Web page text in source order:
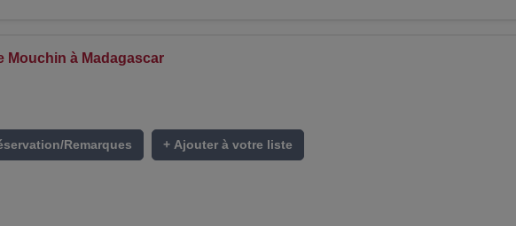
Mouchin à Madagascar
Remarques + Ajouter à votre liste